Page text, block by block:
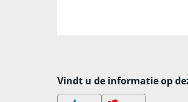
Vindt u de informatie op